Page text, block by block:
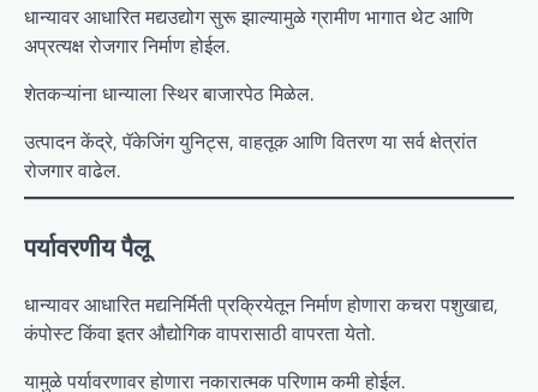
धान्यावर आधारित मद्यउद्योग सुरू झाल्यामुळे ग्रामीण भागात थेट आणि
अप्रत्यक्ष रोजगार निर्माण होईल.
शेतकऱ्यांना धान्याला स्थिर बाजारपेठ मिळेल.
उत्पादन केंद्रे, पॅकेजिंग युनिट्स, वाहतूक आणि वितरण या सर्व क्षेत्रांत
रोजगार वाढेल.
पर्यावरणीय पैलू
धान्यावर आधारित मद्यनिर्मिती प्रक्रियेतून निर्माण होणारा कचरा पशुखाद्य,
कंपोस्ट किंवा इतर औद्योगिक वापरासाठी वापरता येतो.
यामुळे पर्यावरणावर होणारा नकारात्मक परिणाम कमी होईल.